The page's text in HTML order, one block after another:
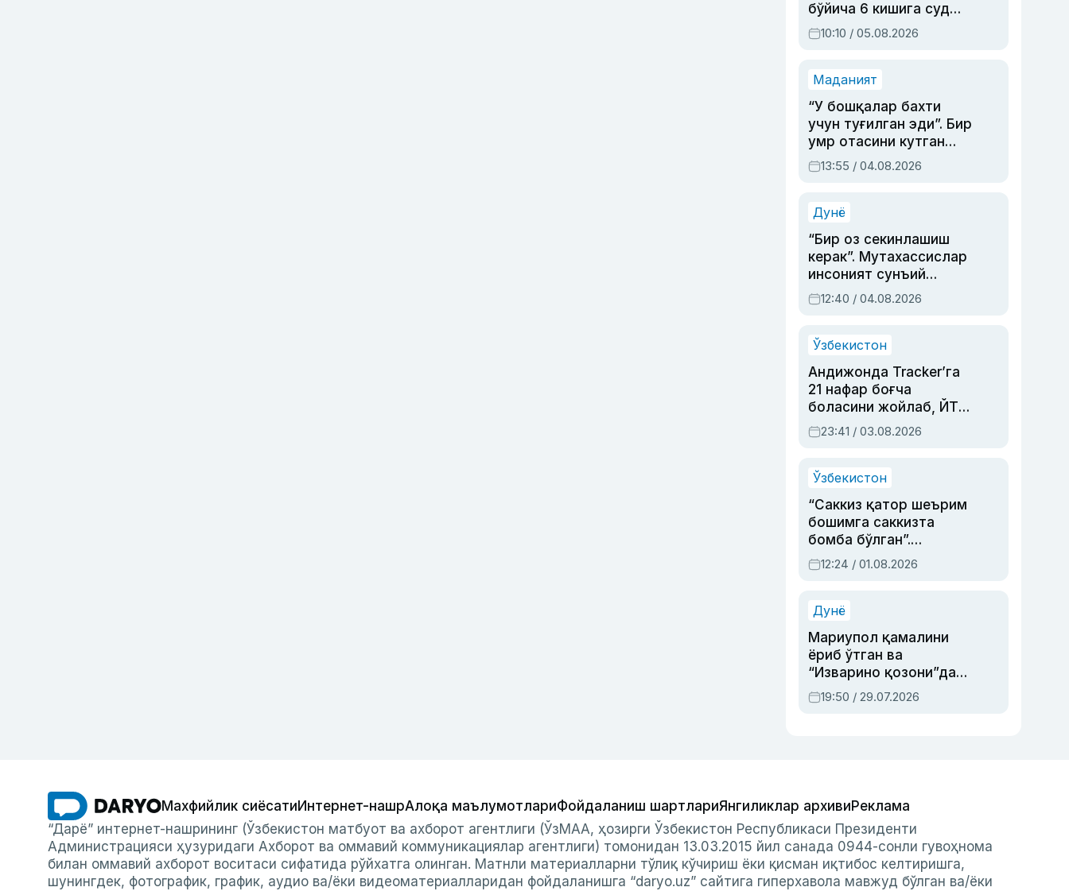
бўйича 6 кишига суд
ҳукми ўқилди
10:10 / 05.08.2026
Маданият
“У бошқалар бахти
учун туғилган эди”. Бир
умр отасини кутган
актриса ва дубльяж
устаси Римма
синовларга тўла ҳаёти
13:55 / 04.08.2026
Дунё
“Бир оз секинлашиш
керак”. Мутахассислар
инсоният сунъий
интеллектни бошқара
олмай қолишидан
12:40 / 04.08.2026
Ўзбекистон
Андижонда Tracker’га
21 нафар боғча
боласини жойлаб, ЙТҲ
содир этган аёлга суд
ҳукми ўқилди
23:41 / 03.08.2026
Ўзбекистон
“Саккиз қатор шеърим
бошимга саккизта
бомба бўлган”.
Абдулла Ориповни
сиёсий айбловлардан
12:24 / 01.08.2026
Дунё
Мариупол қамалини
ёриб ўтган ва
“Изварино қозони”дан
чиққан қаҳрамон —
Украина армияси бош
19:50 / 29.07.2026
Махфийлик сиёсатиИнтернет-нашрАлоқа маълумотлариФойдаланиш шартлариЯнгиликлар архивиРеклама
“Дарё” интернет-нашрининг (Ўзбекистон матбуот ва ахборот агентлиги (ЎзМАА, ҳозирги Ўзбекистон Республикаси Президенти
Администрацияси ҳузуридаги Ахборот ва оммавий коммуникациялар агентлиги) томонидан 13.03.2015 йил санада 0944-сонли гувоҳнома
билан оммавий ахборот воситаси сифатида рўйхатга олинган. Матнли материалларни тўлиқ кўчириш ёки қисман иқтибос келтиришга,
шунингдек, фотографик, график, аудио ва/ёки видеоматериалларидан фойдаланишга “daryo.uz” сайтига гиперхавола мавжуд бўлган ва/ёки